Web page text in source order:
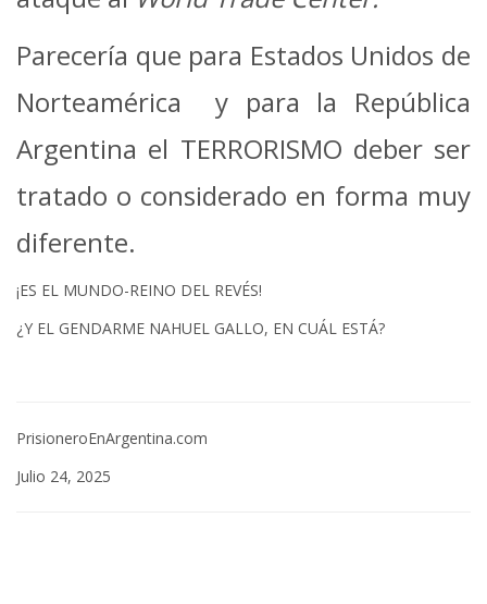
Parecería que para Estados Unidos de
Norteamérica y para la República
Argentina el TERRORISMO deber ser
tratado o considerado en forma muy
diferente.
¡ES EL MUNDO-REINO DEL REVÉS!
¿Y EL GENDARME NAHUEL GALLO, EN CUÁL ESTÁ?
PrisioneroEnArgentina.com
Julio 24, 2025